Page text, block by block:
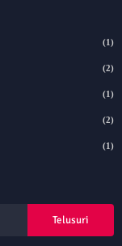
(1)
(2)
(1)
(2)
(1)